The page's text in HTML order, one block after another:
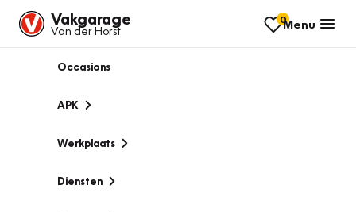
Vakgarage
Van der Horst
0Menu
Occasions
APK
Werkplaats
Diensten